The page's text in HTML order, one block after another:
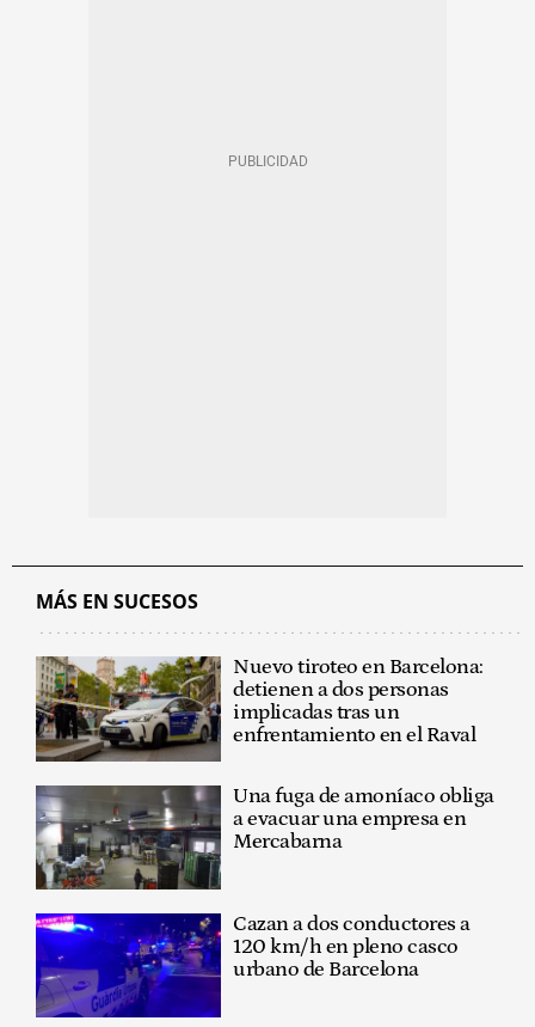
MÁS EN SUCESOS
Nuevo tiroteo en Barcelona:
detienen a dos personas
implicadas tras un
enfrentamiento en el Raval
Una fuga de amoníaco obliga
a evacuar una empresa en
Mercabarna
Cazan a dos conductores a
120 km/h en pleno casco
urbano de Barcelona